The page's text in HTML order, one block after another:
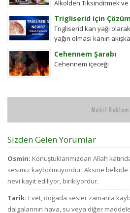
Alkolden Tiksindirmek
Huylardan Vazgecirmek
zamanı yok...
Trigliserid için Çözüm
Trigliserid kan yağı
yağın olması kanın
Cehennem Şarabı
Cehennem içeceği
Sizden Gelen Yorumlar
Osmin: Konuştuklarımızdan Allah
sesimiz kaybolmuyordur. Aksine
nevi kayıt ediliyor, birikiyordur.
Tarik: Evet, doğada sesler zamanla
dalgalarının hava, su veya diğer